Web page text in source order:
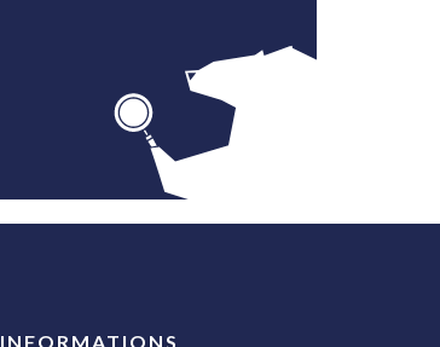
INFORMATIONS